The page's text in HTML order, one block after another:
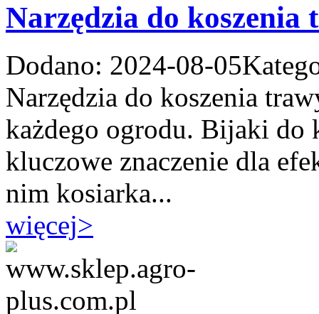
Narzędzia do koszenia
Dodano: 2024-08-05
Narzędzia do koszenia
każdego ogrodu. Bijaki do
kluczowe znaczenie dla
nim kosiarka...
więcej>